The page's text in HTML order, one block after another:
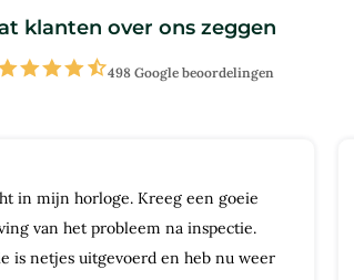
klanten over ons zeggen
498 Google beoordelingen
in mijn horloge. Kreeg een goeie
van het probleem na inspectie.
is netjes uitgevoerd en heb nu weer